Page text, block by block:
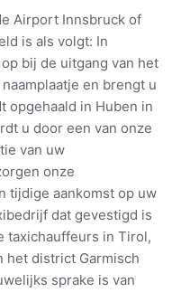
Airport Innsbruck of
is als volgt: In
bij de uitgang van het
en brengt u
opgehaald in Huben in
u door een van onze
van uw
onze
tijdige aankomst op uw
dat gevestigd is
taxichauffeurs in Tirol,
het district Garmisch
sprake is van